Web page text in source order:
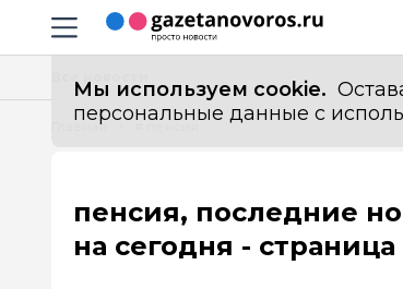
Навигация сайта
Мы используем cookie.
персональные данные с
Главная # пенсия
пенсия, последние
на сегодня - страница